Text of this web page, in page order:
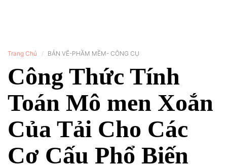
Trang Chủ BẢN VẼ-PHẦM MỀM- CÔNG CỤ
Công Thức Tính
Toán Mô men Xoắn
Của Tải Cho Các
Cơ Cấu Phổ Biến